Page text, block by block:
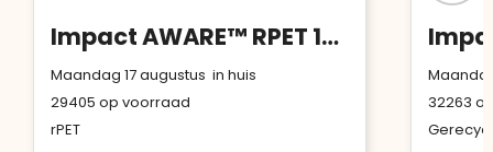
Impact AWARE™ RPET 190T rugzak met trekkoord
Maandag 17 augustus in huis
29405 op voorraad
rPET
32263